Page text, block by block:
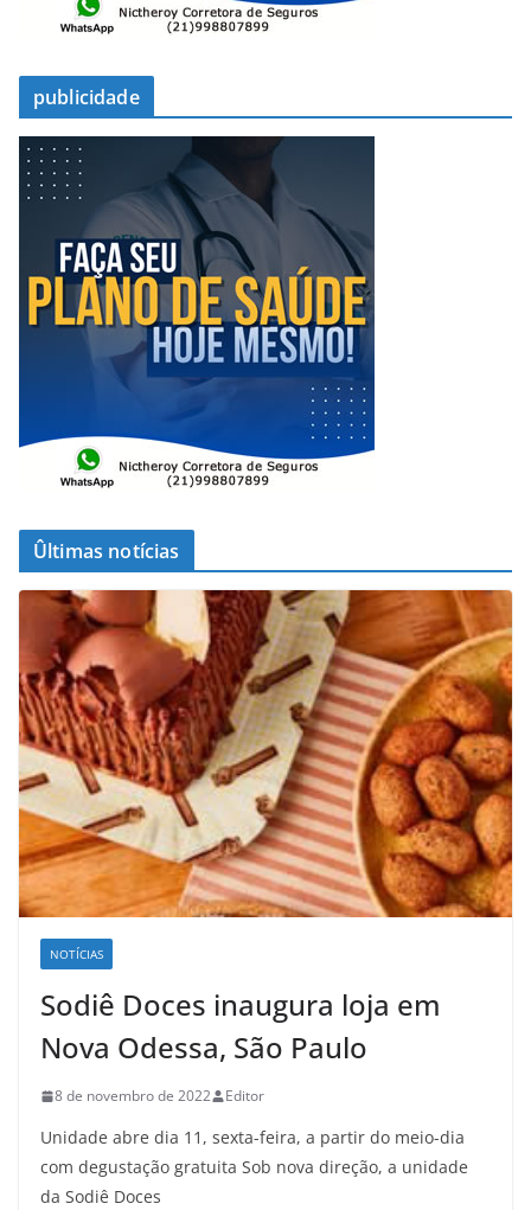
publicidade
Ûltimas notícias
NOTÍCIAS
Sodiê Doces inaugura loja em
Nova Odessa, São Paulo
8 de novembro de 2022 Editor
Unidade abre dia 11, sexta-feira, a partir do meio-dia
com degustação gratuita Sob nova direção, a unidade
da Sodiê Doces